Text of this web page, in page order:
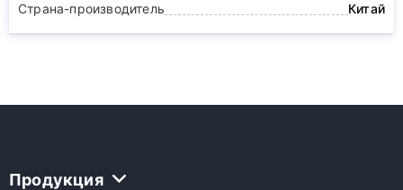
Страна-производитель
Китай
Продукция